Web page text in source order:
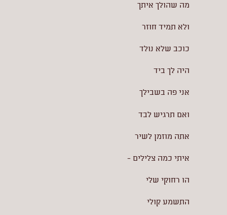
מה שהולך איתך
ולא תמיד חוזר
כוכב שלא נולד
היה לך ביד
אני פה בשבילך
ואם תרגיש לבד
אתה מוזמן לשיר
איתי כמה צלילים -
הו רחוקי שלי
התשמע קולי